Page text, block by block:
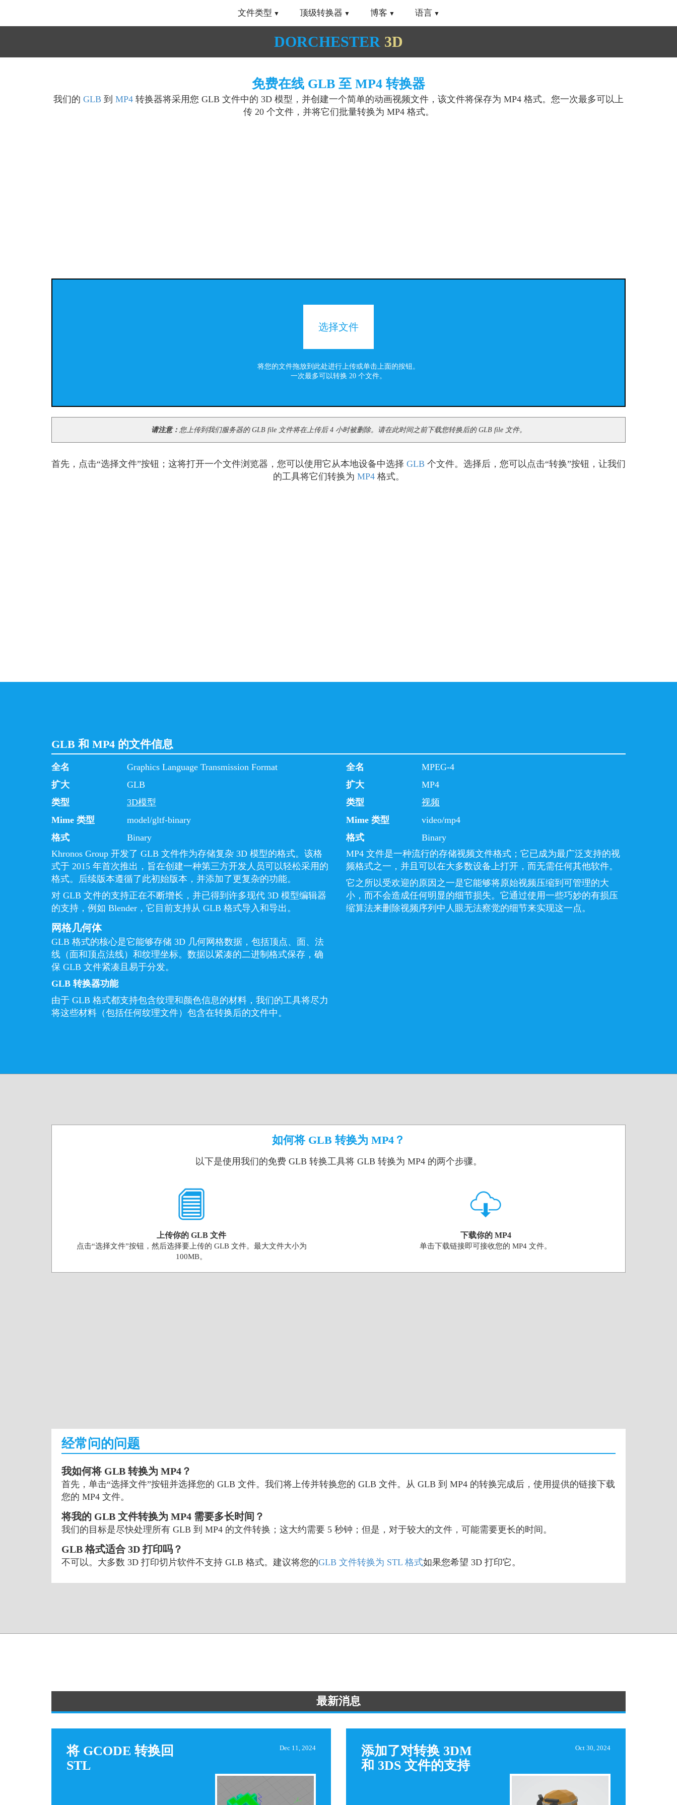
文件类型 顶级转换器 博客 语言
DORCHESTER 3D
免费在线 GLB 至 MP4 转换器
我们的 GLB 到 MP4 转换器将采用您 GLB 文件中的 3D 模型，并创建一个简单的动画视频文件，该文件将保存为 MP4 格式。您一次最多可以上
传 20 个文件，并将它们批量转换为 MP4 格式。
选择文件
将您的文件拖放到此处进行上传或单击上面的按钮。
一次最多可以转换 20 个文件。
请注意： 您上传到我们服务器的 GLB file 文件将在上传后 4 小时被删除。请在此时间之前下载您转换后的 GLB file 文件。
首先，点击“选择文件”按钮；这将打开一个文件浏览器，您可以使用它从本地设备中选择 GLB 个文件。选择后，您可以点击“转换”按钮，让我们
的工具将它们转换为 MP4格式。
GLB 和 MP4 的文件信息
全名
Graphics Language Transmission Format
扩大
GLB
类型
3D模型
Mime 类型
model/gltf-binary
格式
Binary
Khronos Group 开发了 GLB 文件作为存储复杂 3D 模型的格式。该格
式于 2015 年首次推出，旨在创建一种第三方开发人员可以轻松采用的
格式。后续版本遵循了此初始版本，并添加了更复杂的功能。
对 GLB 文件的支持正在不断增长，并已得到许多现代 3D 模型编辑器
的支持，例如 Blender，它目前支持从 GLB 格式导入和导出。
网格几何体
GLB 格式的核心是它能够存储 3D 几何网格数据，包括顶点、面、法
线（面和顶点法线）和纹理坐标。数据以紧凑的二进制格式保存，确
保 GLB 文件紧凑且易于分发。
GLB 转换器功能
由于 GLB 格式都支持包含纹理和颜色信息的材料，我们的工具将尽力
将这些材料（包括任何纹理文件）包含在转换后的文件中。
全名
MPEG-4
扩大
MP4
类型
视频
Mime 类型
video/mp4
格式
Binary
MP4 文件是一种流行的存储视频文件格式；它已成为最广泛支持的视
频格式之一，并且可以在大多数设备上打开，而无需任何其他软件。
它之所以受欢迎的原因之一是它能够将原始视频压缩到可管理的大
小，而不会造成任何明显的细节损失。它通过使用一些巧妙的有损压
缩算法来删除视频序列中人眼无法察觉的细节来实现这一点。
如何将 GLB 转换为 MP4？
以下是使用我们的免费 GLB 转换工具将 GLB 转换为 MP4 的两个步骤。
上传你的 GLB 文件
点击“选择文件”按钮，然后选择要上传的 GLB 文件。最大文件大小为
100MB。
下载你的 MP4
单击下载链接即可接收您的 MP4 文件。
经常问的问题
我如何将 GLB 转换为 MP4？
首先，单击“选择文件”按钮并选择您的 GLB 文件。我们将上传并转换您的 GLB 文件。从 GLB 到 MP4 的转换完成后，使用提供的链接下载
您的 MP4 文件。
将我的 GLB 文件转换为 MP4 需要多长时间？
我们的目标是尽快处理所有 GLB 到 MP4 的文件转换；这大约需要 5 秒钟；但是，对于较大的文件，可能需要更长的时间。
GLB 格式适合 3D 打印吗？
不可以。大多数 3D 打印切片软件不支持 GLB 格式。建议将您的GLB 文件转换为 STL 格式如果您希望 3D 打印它。
最新消息
将 GCODE 转换回
STL
Dec 11, 2024
添加了对转换 3DM
和 3DS 文件的支持
Oct 30, 2024